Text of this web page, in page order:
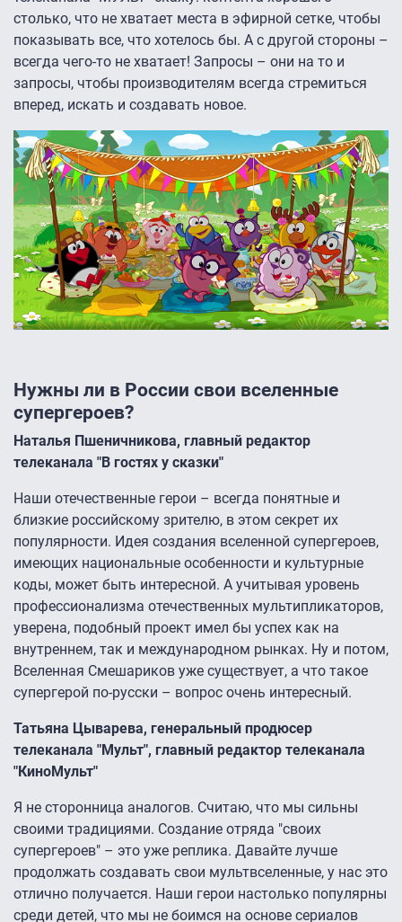
столько, что не хватает места в эфирной сетке, чтобы
показывать все, что хотелось бы. А с другой стороны –
всегда чего-то не хватает! Запросы – они на то и
запросы, чтобы производителям всегда стремиться
вперед, искать и создавать новое.
Нужны ли в России свои вселенные
супергероев?
Наталья Пшеничникова, главный редактор
телеканала "В гостях у сказки"
Наши отечественные герои – всегда понятные и
близкие российскому зрителю, в этом секрет их
популярности. Идея создания вселенной супергероев,
имеющих национальные особенности и культурные
коды, может быть интересной. А учитывая уровень
профессионализма отечественных мультипликаторов,
уверена, подобный проект имел бы успех как на
внутреннем, так и международном рынках. Ну и потом,
Вселенная Смешариков уже существует, а что такое
супергерой по-русски – вопрос очень интересный.
Татьяна Цыварева, генеральный продюсер
телеканала "Мульт", главный редактор телеканала
"КиноМульт"
Я не сторонница аналогов. Считаю, что мы сильны
своими традициями. Создание отряда "своих
супергероев" – это уже реплика. Давайте лучше
продолжать создавать свои мультвселенные, у нас это
отлично получается. Наши герои настолько популярны
среди детей, что мы не боимся на основе сериалов